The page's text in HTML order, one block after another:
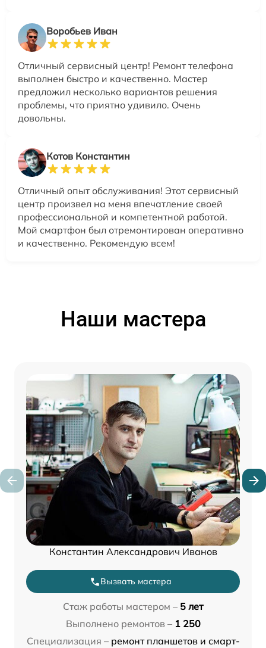
Воробьев Иван
Отличный сервисный центр! Ремонт телефона
выполнен быстро и качественно. Мастер
предложил несколько вариантов решения
проблемы, что приятно удивило. Очень
довольны.
Котов Константин
Отличный опыт обслуживания! Этот сервисный
центр произвел на меня впечатление своей
профессиональной и компетентной работой.
Мой смартфон был отремонтирован оперативно
и качественно. Рекомендую всем!
Наши мастера
Константин Александрович Иванов
Вызвать мастера
Стаж работы мастером – 5 лет
Выполнено ремонтов – 1 250
Специализация – ремонт планшетов и смарт-